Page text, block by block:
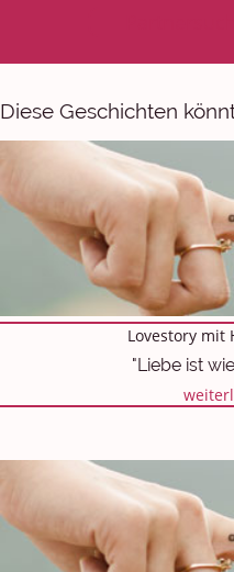
Diese Geschichten
Lovestory mit
"Liebe ist